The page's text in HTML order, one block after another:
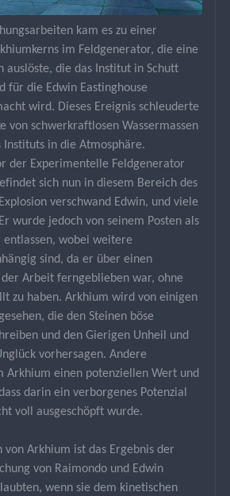
kam es zu einer
im Feldgenerator, die eine
auslöste, die das Institut in Schutt
für die Edwin Eastinghouse
wird. Dieses Ereignis schleuderte
von schwerkraftlosen Wassermassen
Instituts in die Atmosphäre.
der Experimentelle Feldgenerator
sich nun in diesem Bereich des
verschwand Edwin, und viele
wurde jedoch von seinem Posten als
entlassen, wobei weitere
sind, da er über einen
Arbeit ferngeblieben war, ohne
zu haben. Arkhium wird von einigen
die den Steinen böse
und den Gierigen Unheil und
vorhersagen. Andere
Arkhium einen potenziellen Wert und
darin ein verborgenes Potenzial
voll ausgeschöpft wurde.
von Arkhium ist das Ergebnis der
von Raimondo und Edwin
wenn sie dem kinetischen